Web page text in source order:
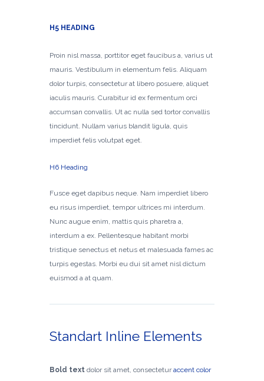
H5 HEADING
Proin nisl massa, porttitor eget faucibus a, varius ut
mauris. Vestibulum in elementum felis. Aliquam
dolor turpis, consectetur at libero posuere, aliquet
iaculis mauris. Curabitur id ex fermentum orci
accumsan convallis. Ut ac nulla sed tortor convallis
tincidunt. Nullam varius blandit ligula, quis
imperdiet felis volutpat eget.
H6 Heading
Fusce eget dapibus neque. Nam imperdiet libero
eu risus imperdiet, tempor ultrices mi interdum.
Nunc augue enim, mattis quis pharetra a,
interdum a ex. Pellentesque habitant morbi
tristique senectus et netus et malesuada fames ac
turpis egestas. Morbi eu dui sit amet nisl dictum
euismod a at quam.
Standart Inline Elements
Bold text dolor sit amet, consecteturaccent color